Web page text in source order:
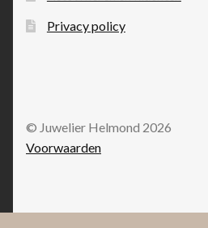
Privacy policy
© Juwelier Helmond 2026
Voorwaarden